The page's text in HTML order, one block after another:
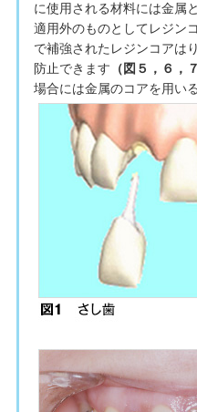
に使用される材料には金属
適用外のものとしてレジン
で補強されたレジンコアは
防止できます （図５，６，７
場合には金属のコアを用い